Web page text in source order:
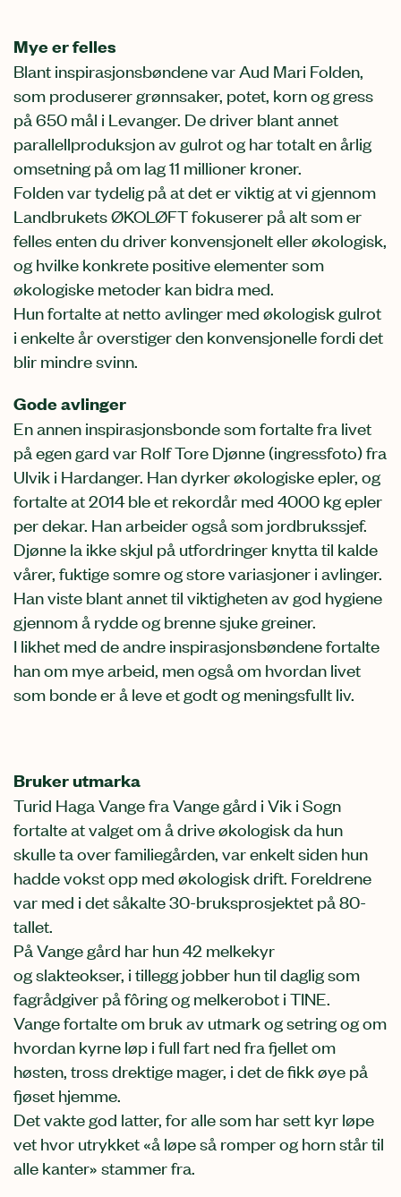
Mye er felles
Blant inspirasjonsbøndene var Aud Mari Folden,
som produserer grønnsaker, potet, korn og gress
på 650 mål i Levanger. De driver blant annet
parallellproduksjon av gulrot og har totalt en årlig
omsetning på om lag 11 millioner kroner.
Folden var tydelig på at det er viktig at vi gjennom
Landbrukets ØKOLØFT fokuserer på alt som er
felles enten du driver konvensjonelt eller økologisk,
og hvilke konkrete positive elementer som
økologiske metoder kan bidra med.
Hun fortalte at netto avlinger med økologisk gulrot
i enkelte år overstiger den konvensjonelle fordi det
blir mindre svinn.
Gode avlinger
En annen inspirasjonsbonde som fortalte fra livet
på egen gard var Rolf Tore Djønne (ingressfoto) fra
Ulvik i Hardanger. Han dyrker økologiske epler, og
fortalte at 2014 ble et rekordår med 4000 kg epler
per dekar. Han arbeider også som jordbrukssjef.
Djønne la ikke skjul på utfordringer knytta til kalde
vårer, fuktige somre og store variasjoner i avlinger.
Han viste blant annet til viktigheten av god hygiene
gjennom å rydde og brenne sjuke greiner.
I likhet med de andre inspirasjonsbøndene fortalte
han om mye arbeid, men også om hvordan livet
som bonde er å leve et godt og meningsfullt liv.
Bruker utmarka
Turid Haga Vange fra Vange gård i Vik i Sogn
fortalte at valget om å drive økologisk da hun
skulle ta over familiegården, var enkelt siden hun
hadde vokst opp med økologisk drift. Foreldrene
var med i det såkalte 30-bruksprosjektet på 80-
tallet.
På Vange gård har hun 42 melkekyr
ogslakteokser, i tillegg jobber hun til daglig som
fagrådgiver på fôring og melkerobot i TINE.
Vange fortalte om bruk av utmark og setring og om
hvordan kyrne løp i full fart ned fra fjellet om
høsten, tross drektige mager, i det de fikk øye på
fjøset hjemme.
Det vakte god latter, for alle som har sett kyr løpe
vet hvor utrykket «å løpe så romper og horn står til
alle kanter» stammer fra.